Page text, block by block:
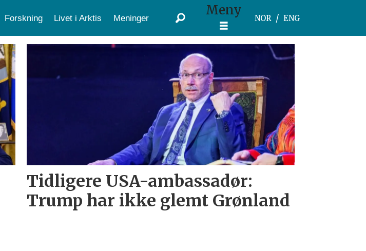
Forskning Livet i Arktis Meninger Meny
NOR ENG
Tidligere USA-ambassadør:
Trump har ikke glemt Grønland